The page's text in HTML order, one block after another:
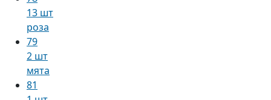
13 шт
роза
79
2 шт
мята
81